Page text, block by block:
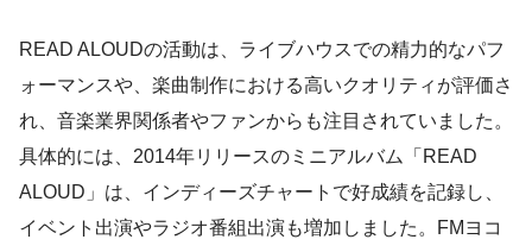
READ ALOUDの活動は、ライブハウスでの精力的なパフ
ォーマンスや、楽曲制作における高いクオリティが評価さ
れ、音楽業界関係者やファンからも注目されていました。
具体的には、2014年リリースのミニアルバム「READ
ALOUD」は、インディーズチャートで好成績を記録し、
イベント出演やラジオ番組出演も増加しました。FMヨコ